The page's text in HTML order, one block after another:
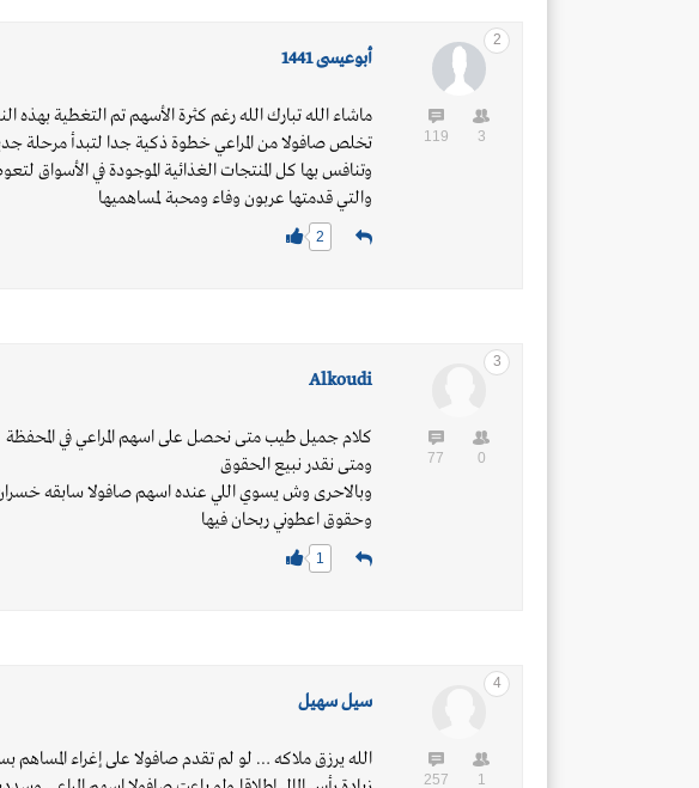
2
3
119
أبوعيسى 1441
ماشاء الله تبارك الله رغم كثرة الأسهم تم التغطية بهذه
تخلص صافولا من المراعي خطوة ذكية جدا لتبدأ مرحلة
وتنافس بها كل المنتجات الغذائية الموجودة في الأسواق
والتي قدمتها عربون وفاء ومحبة لمساهميها
2
3
0
77
Alkoudi
كلام جميل طيب متى نحصل على اسهم المراعي في المحفظة
ومتى نقدر نبيع الحقوق
وبالاحرى وش يسوي اللي عنده اسهم صافولا سابقه خسران
وحقوق اعطوني ربحان فيها
1
4
1
257
سيل سهيل
الله يرزق ملاكه … لو لم تقدم صافولا على إغراء المساهم